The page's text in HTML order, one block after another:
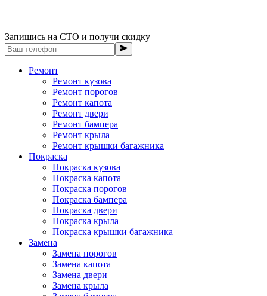
Запишись на СТО и получи скидку
Ремонт
Ремонт кузова
Ремонт порогов
Ремонт капота
Ремонт двери
Ремонт бампера
Ремонт крыла
Ремонт крышки багажника
Покраска
Покраска кузова
Покраска капота
Покраска порогов
Покраска бампера
Покраска двери
Покраска крыла
Покраска крышки багажника
Замена
Замена порогов
Замена капота
Замена двери
Замена крыла